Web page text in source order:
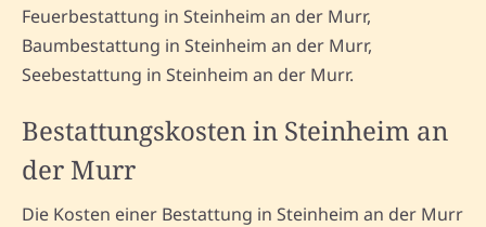
Feuerbestattung in Steinheim an der Murr,
Baumbestattung in Steinheim an der Murr,
Seebestattung in Steinheim an der Murr.
Bestattungskosten in Steinheim an
der Murr
Die Kosten einer Bestattung in Steinheim an der Murr